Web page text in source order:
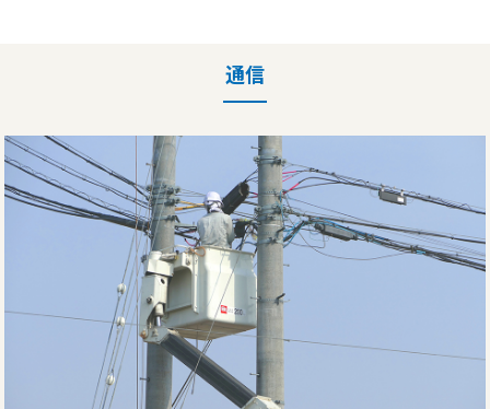
通信